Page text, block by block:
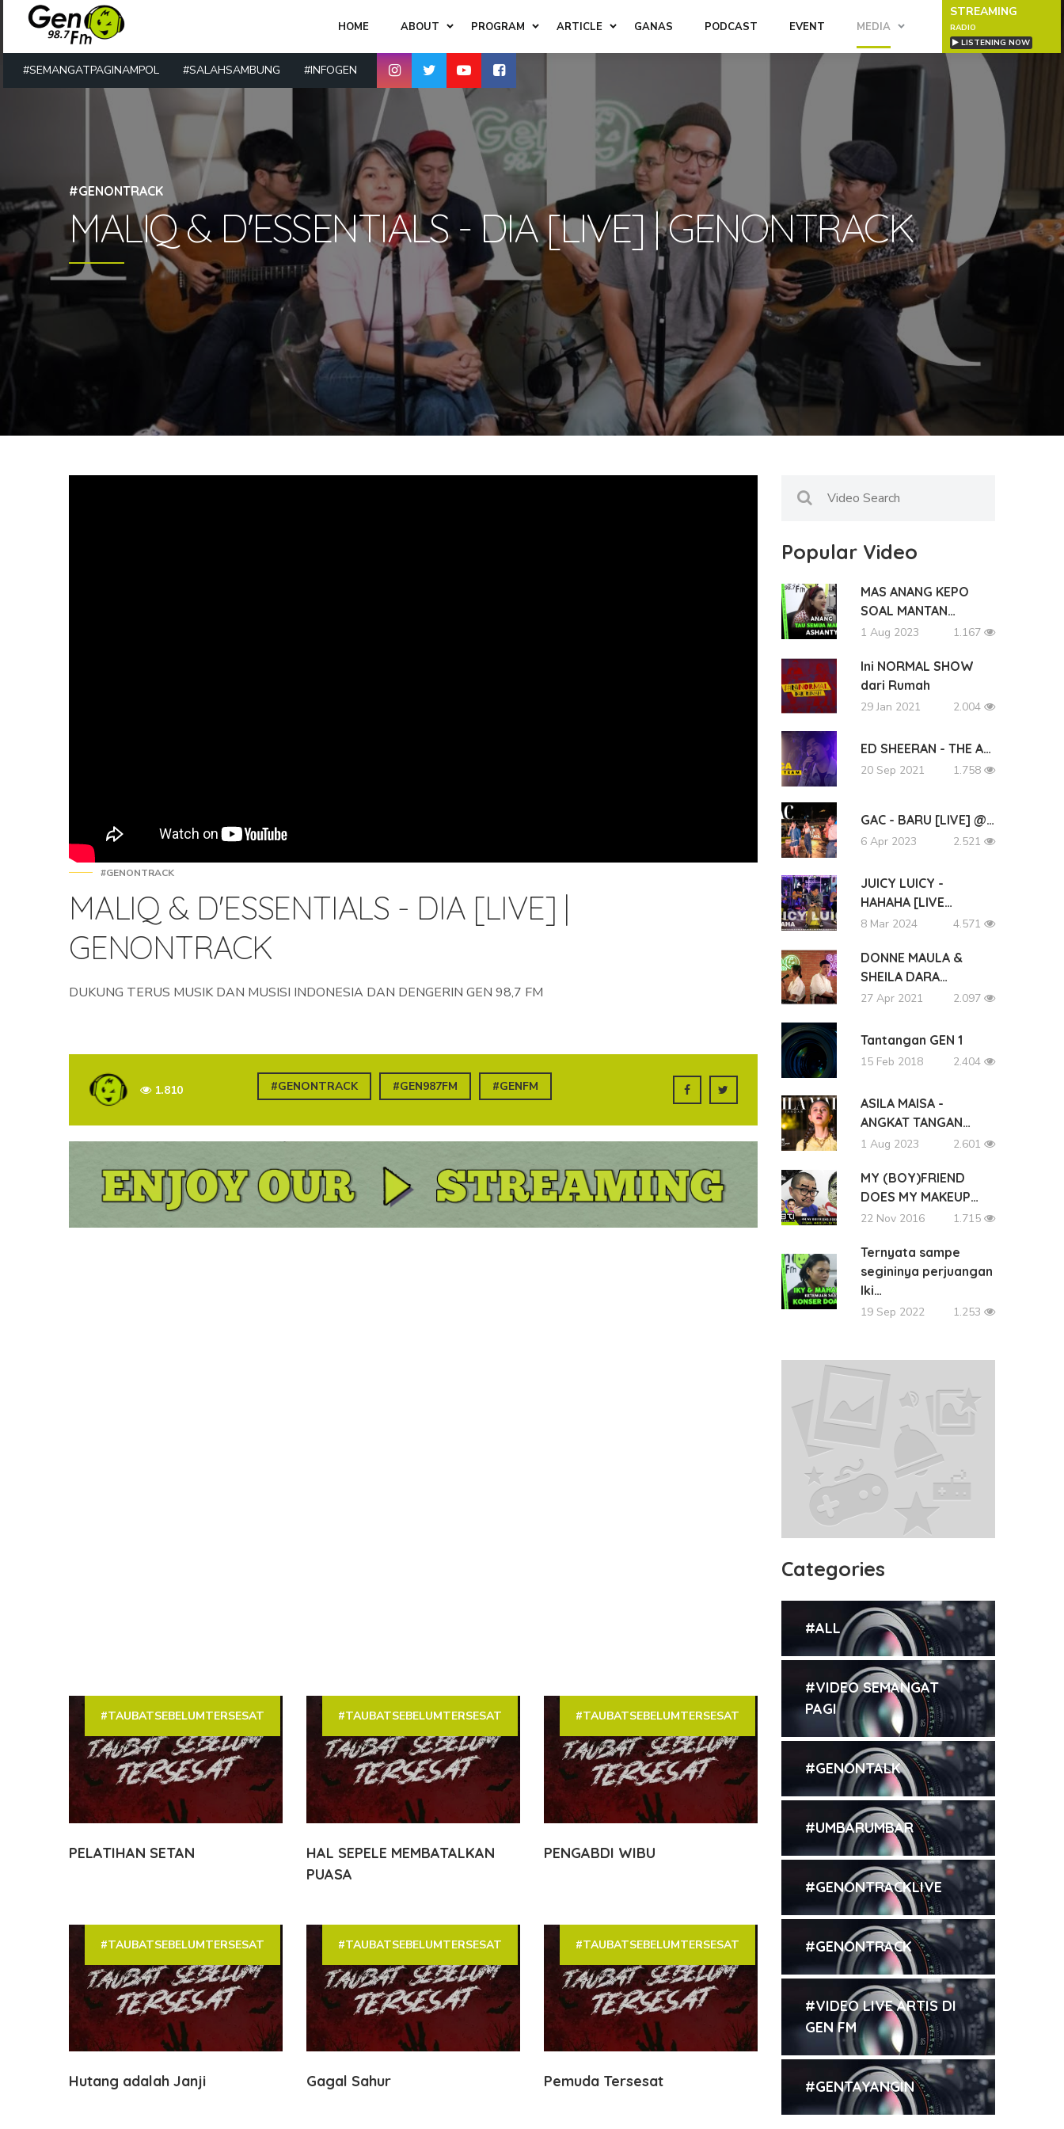
HOME ABOUT PROGRAM ARTICLE GANAS PODCAST EVENT MEDIA
STREAMING
RADIO
LISTENING NOW
#SEMANGATPAGINAMPOL #SALAHSAMBUNG #INFOGEN
#GENONTRACK
MALIQ & D'ESSENTIALS - DIA [LIVE] | GENONTRACK
#GENONTRACK
MALIQ & D'ESSENTIALS - DIA [LIVE] |
GENONTRACK
DUKUNG TERUS MUSIK DAN MUSISI INDONESIA DAN DENGERIN GEN 98,7 FM
1.810 #GENONTRACK #GEN987FM #GENFM
#TAUBATSEBELUMTERSESAT
PELATIHAN SETAN
#TAUBATSEBELUMTERSESAT
HAL SEPELE MEMBATALKAN
PUASA
#TAUBATSEBELUMTERSESAT
PENGABDI WIBU
#TAUBATSEBELUMTERSESAT
Hutang adalah Janji
#TAUBATSEBELUMTERSESAT
Gagal Sahur
#TAUBATSEBELUMTERSESAT
Pemuda Tersesat
Popular Video
MAS ANANG KEPO
SOAL MANTAN…
1 Aug 2023 1.167
Ini NORMAL SHOW
dari Rumah
29 Jan 2021 2.004
ED SHEERAN - THE A…
20 Sep 2021 1.758
GAC - BARU [LIVE] @…
6 Apr 2023 2.521
JUICY LUICY -
HAHAHA [LIVE…
8 Mar 2024 4.571
DONNE MAULA &
SHEILA DARA…
27 Apr 2021 2.097
Tantangan GEN 1
15 Feb 2018 2.404
ASILA MAISA -
ANGKAT TANGAN…
1 Aug 2023 2.601
MY (BOY)FRIEND
DOES MY MAKEUP…
22 Nov 2016 1.715
Ternyata sampe
segininya perjuangan
Iki…
19 Sep 2022 1.253
Categories
#ALL
#VIDEO SEMANGAT
PAGI
#GENONTALK
#UMBARUMBAR
#GENONTRACKLIVE
#GENONTRACK
#VIDEO LIVE ARTIS DI
GEN FM
#GENTAYANGIN